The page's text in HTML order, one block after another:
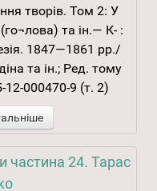
творів. Том 2: У
та ін.— К- :
1847—1861 рр./
та ін.; Ред. тому
000470-9 (т. 2)
частина 24. Тарас